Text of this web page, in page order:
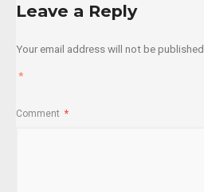
Leave a Reply
Your email address will not be published.
*
Comment *